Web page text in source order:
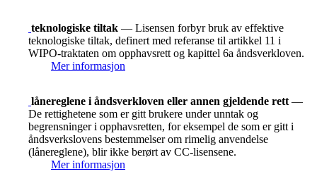
teknologiske tiltak — Lisensen forbyr bruk av effektive
teknologiske tiltak, definert med referanse til artikkel 11 i
WIPO-traktaten om opphavsrett og kapittel 6a åndsverkloven.
Mer informasjon
lånereglene i åndsverkloven eller annen gjeldende rett —
De rettighetene som er gitt brukere under unntak og
begrensninger i opphavsretten, for eksempel de som er gitt i
åndsverkslovens bestemmelser om rimelig anvendelse
(lånereglene), blir ikke berørt av CC-lisensene.
Mer informasjon